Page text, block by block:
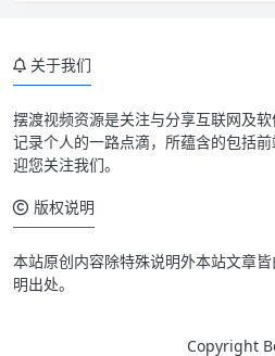
指标要一
关于我们
摆渡视频资源是关注与分享互联网及
记录个人的一路点滴，所蕴含的包括
迎您关注我们。
版权说明
本站原创内容除特殊说明外本站文章
明出处。
Copyright